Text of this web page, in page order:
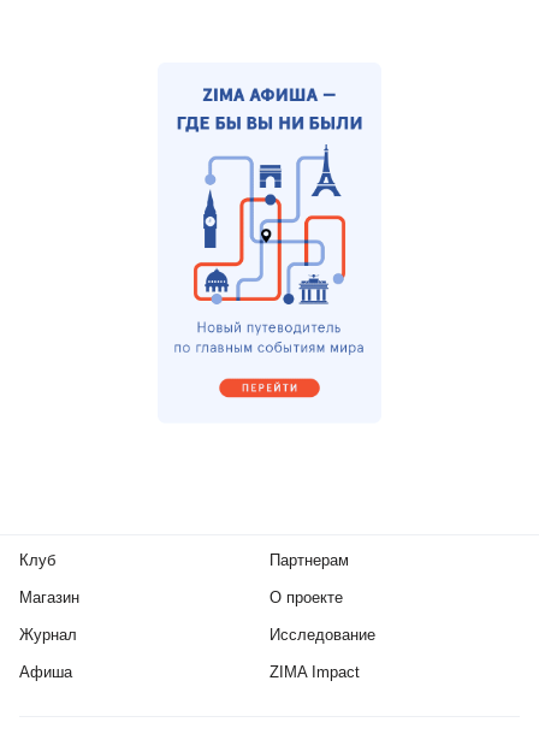
Клуб
Магазин
Журнал
Афиша
Партнерам
О проекте
Исследование
ZIMA Impact